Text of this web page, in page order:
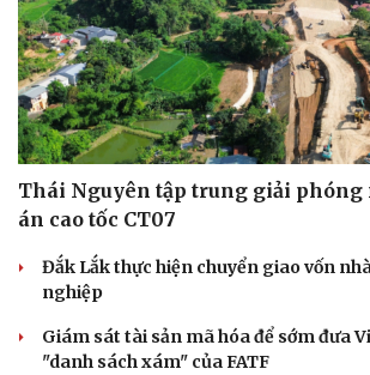
Sức khỏe
Thái Nguyên tập trung giải phóng
án cao tốc CT07
Đắk Lắk thực hiện chuyển giao vốn
nghiệp
Giám sát tài sản mã hóa để sớm đưa
"danh sách xám" của FATF